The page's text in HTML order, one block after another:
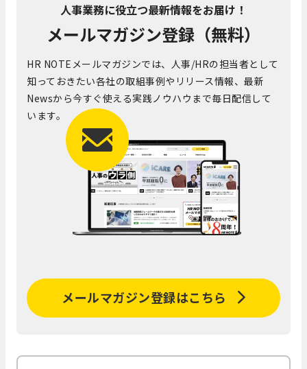
人事業務に役立つ最新情報をお届け！
メールマガジン登録（無料）
HR NOTEメールマガジンでは、人事/HRの担当者として
知っておきたい各社の取組事例やリリース情報、最新
Newsから今すぐ使える実践ノウハウまで毎日配信して
います。
メールマガジン登録はこちら